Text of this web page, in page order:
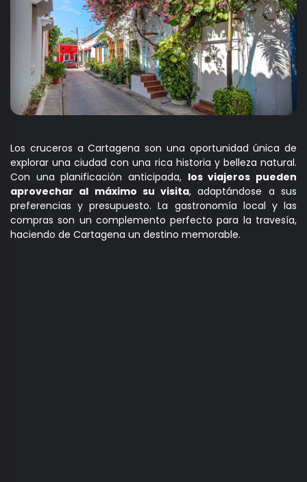
Los cruceros a Cartagena son una oportunidad única de
explorar una ciudad con una rica historia y belleza natural.
Con una planificación anticipada, los viajeros pueden
aprovechar al máximo su visita, adaptándose a sus
preferencias y presupuesto. La gastronomía local y las
compras son un complemento perfecto para la travesía,
haciendo de Cartagena un destino memorable.